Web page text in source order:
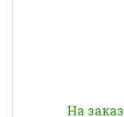
На заказ